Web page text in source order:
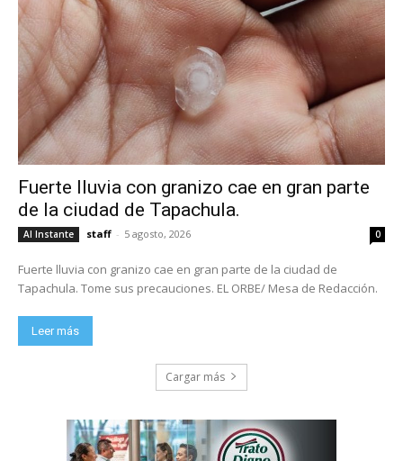
Fuerte lluvia con granizo cae en gran parte
de la ciudad de Tapachula.
Al Instante staff - 5 agosto, 2026 0
Fuerte lluvia con granizo cae en gran parte de la ciudad de
Tapachula. Tome sus precauciones. EL ORBE/ Mesa de Redacción.
Leer más
Cargar más